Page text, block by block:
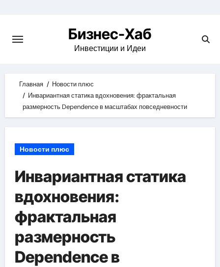
content
Бизнес-Хаб
Инвестиции и Идеи
Главная
Новости плюс
Инвариантная статика вдохновения: фрактальная
размерность Dependence в масштабах повседневности
Новости плюс
Инвариантная статика
вдохновения:
фрактальная
размерность
Dependence в